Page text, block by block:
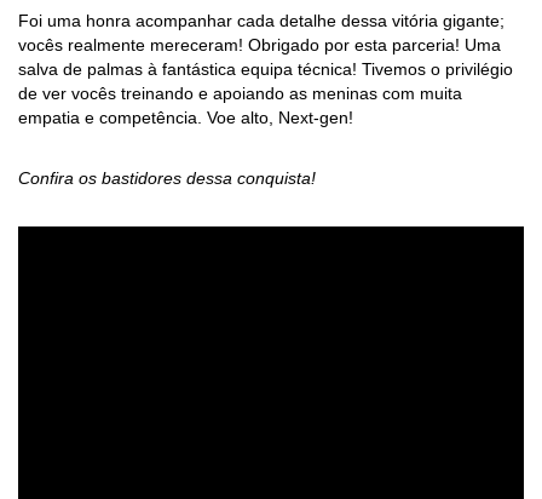
Foi uma honra acompanhar cada detalhe dessa vitória gigante;
vocês realmente mereceram! Obrigado por esta parceria! Uma
salva de palmas à fantástica equipa técnica! Tivemos o privilégio
de ver vocês treinando e apoiando as meninas com muita
empatia e competência. Voe alto, Next-gen!
Confira os bastidores dessa conquista!